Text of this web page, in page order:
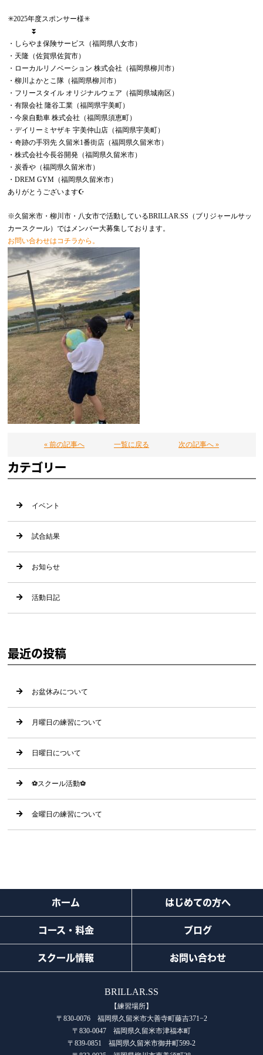
✳️2025年度スポンサー様✳️
⏬
・しらやま保険サービス（福岡県八女市）
・天隆（佐賀県佐賀市）
・ローカルリノベーション 株式会社（福岡県柳川市）
・柳川よかとこ隊（福岡県柳川市）
・フリースタイル オリジナルウェア（福岡県城南区）
・有限会社 隆谷工業（福岡県宇美町）
・今泉自動車 株式会社（福岡県須恵町）
・デイリーミヤザキ 宇美仲山店（福岡県宇美町）
・奇跡の手羽先 久留米1番街店（福岡県久留米市）
・株式会社今長谷開発（福岡県久留米市）
・炭香や（福岡県久留米市）
・DREM GYM（福岡県久留米市）
ありがとうございます☪️
※久留米市・柳川市・八女市で活動しているBRILLAR.SS（ブリジャールサッ
カースクール）ではメンバー大募集しております。
お問い合わせはコチラから。
« 前の記事へ 一覧に戻る 次の記事へ »
カテゴリー
イベント
試合結果
お知らせ
活動日記
最近の投稿
お盆休みについて
月曜日の練習について
日曜日について
⚽️スクール活動⚽️
金曜日の練習について
ホーム はじめての方へ
コース・料金 ブログ
スクール情報 お問い合わせ
BRILLAR.SS
【練習場所】
〒830-0076 福岡県久留米市大善寺町藤吉371−2
〒830-0047 福岡県久留米市津福本町
〒839-0851 福岡県久留米市御井町599-2